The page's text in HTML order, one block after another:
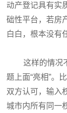
动产登记具有实
础性平台，若房
白白，根本没有
这样的情况
题上面“亮相”。
双方认可，输入
城市内所有同一